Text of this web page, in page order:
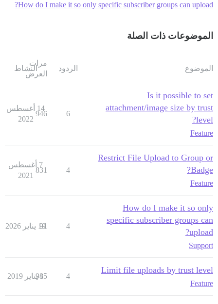
How do I make it so only specific subscriber groups can upload?
الموضوعات ذات الصلة
الموضوع الردود
مرات
العرض
النشاط
Is it possible to set
attachment/image size by trust
level?
Feature
6
946
14 أغسطس
2022
Restrict File Upload to Group or
Badge?
Feature
4
831
7 أغسطس
2021
How do I make it so only
specific subscriber groups can
upload?
Support
4
91
19 يناير 2026
Limit file uploads by trust level
Feature
4
985
1 يناير 2019